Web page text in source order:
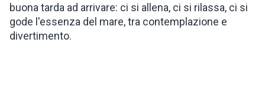
ENG
buona tarda ad arrivare: ci si allena, ci si rilassa, ci si
gode l'essenza del mare, tra contemplazione e
divertimento.